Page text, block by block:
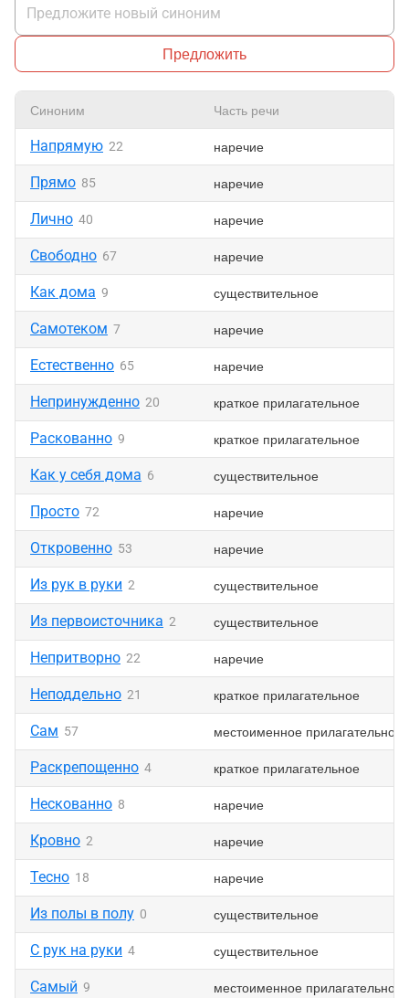
Предложить
Синоним Часть речи
Напрямую 22 наречие
Прямо 85 наречие
Лично 40 наречие
Свободно 67 наречие
Как дома 9 существительное
Самотеком 7 наречие
Естественно 65 наречие
Непринужденно 20 краткое прилагательное
Раскованно 9 краткое прилагательное
Как у себя дома 6 существительное
Просто 72 наречие
Откровенно 53 наречие
Из рук в руки 2 существительное
Из первоисточника 2 существительное
Непритворно 22 наречие
Неподдельно 21 краткое прилагательное
Сам 57 местоименное прилагательное
Раскрепощенно 4 краткое прилагательное
Нескованно 8 наречие
Кровно 2 наречие
Тесно 18 наречие
Из полы в полу 0 существительное
С рук на руки 4 существительное
Самый 9 местоименное прилагательное